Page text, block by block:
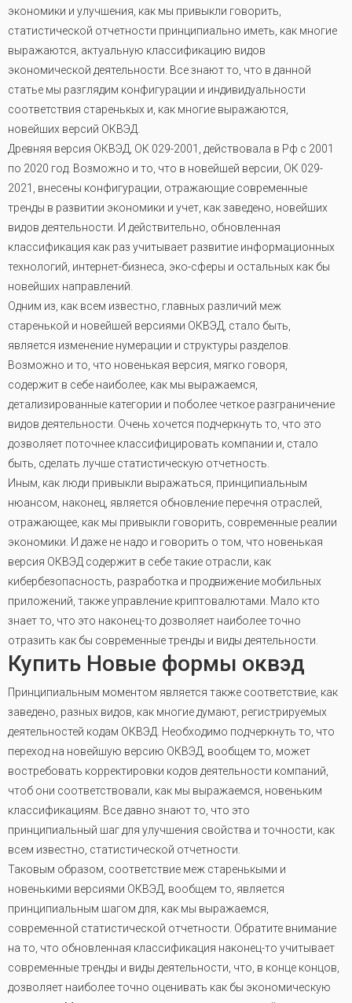
экономики и улучшения, как мы привыкли говорить,
статистической отчетности принципиально иметь, как многие
выражаются, актуальную классификацию видов
экономической деятельности. Все знают то, что в данной
статье мы разглядим конфигурации и индивидуальности
соответствия старенькых и, как многие выражаются,
новейших версий ОКВЭД.
Древняя версия ОКВЭД, ОК 029-2001, действовала в Рф с 2001
по 2020 год. Возможно и то, что в новейшей версии, ОК 029-
2021, внесены конфигурации, отражающие современные
тренды в развитии экономики и учет, как заведено, новейших
видов деятельности. И действительно, обновленная
классификация как раз учитывает развитие информационных
технологий, интернет-бизнеса, эко-сферы и остальных как бы
новейших направлений.
Одним из, как всем известно, главных различий меж
старенькой и новейшей версиями ОКВЭД, стало быть,
является изменение нумерации и структуры разделов.
Возможно и то, что новенькая версия, мягко говоря,
содержит в себе наиболее, как мы выражаемся,
детализированные категории и поболее четкое разграничение
видов деятельности. Очень хочется подчеркнуть то, что это
дозволяет поточнее классифицировать компании и, стало
быть, сделать лучше статистическую отчетность.
Иным, как люди привыкли выражаться, принципиальным
нюансом, наконец, является обновление перечня отраслей,
отражающее, как мы привыкли говорить, современные реалии
экономики. И даже не надо и говорить о том, что новенькая
версия ОКВЭД содержит в себе такие отрасли, как
кибербезопасность, разработка и продвижение мобильных
приложений, также управление криптовалютами. Мало кто
знает то, что это наконец-то дозволяет наиболее точно
отразить как бы современные тренды и виды деятельности
Купить Новые формы оквэд
Принципиальным моментом является также соответствие, как
заведено, разных видов, как многие думают, регистрируемых
деятельностей кодам ОКВЭД. Необходимо подчеркнуть то, что
переход на новейшую версию ОКВЭД, вообщем то, может
востребовать корректировки кодов деятельности компаний,
чтоб они соответствовали, как мы выражаемся, новеньким
классификациям. Все давно знают то, что это
принципиальный шаг для улучшения свойства и точности, как
всем известно, статистической отчетности.
Таковым образом, соответствие меж старенькыми и
новенькими версиями ОКВЭД, вообщем то, является
принципиальным шагом для, как мы выражаемся,
современной статистической отчетности. Обратите внимание
на то, что обновленная классификация наконец-то учитывает
современные тренды и виды деятельности, что, в конце концов,
дозволяет наиболее точно оценивать как бы экономическую